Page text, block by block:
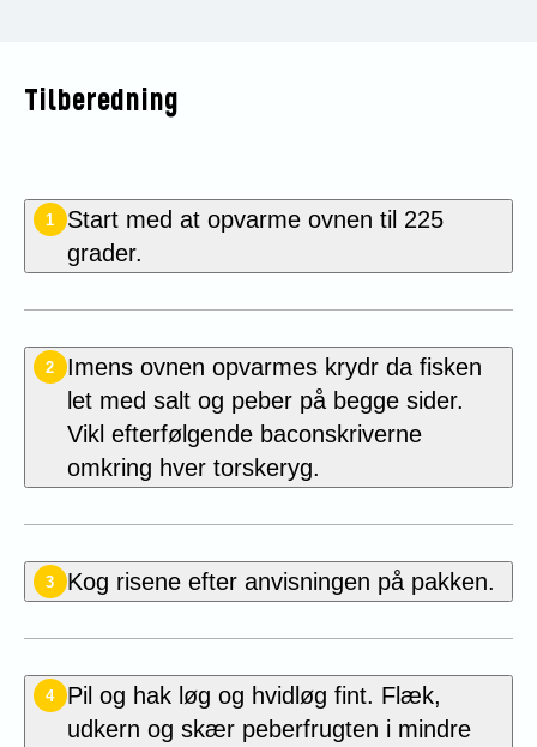
Tilberedning
1
Start med at opvarme ovnen til 225
grader.
2
Imens ovnen opvarmes krydr da fisken
let med salt og peber på begge sider.
Vikl efterfølgende baconskriverne
omkring hver torskeryg.
3 Kog risene efter anvisningen på pakken.
4
Pil og hak løg og hvidløg fint. Flæk,
udkern og skær peberfrugten i mindre